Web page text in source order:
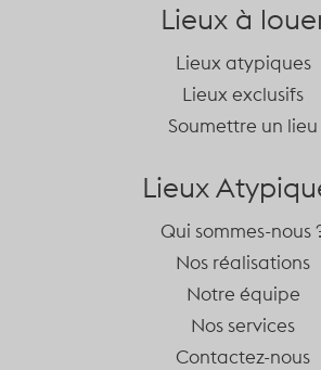
Lieux à
Lieux atypiques
Lieux exclusifs
Soumettre un lieu
Lieux
Qui sommes-nous
Nos réalisations
Notre équipe
Nos services
Contactez-nous